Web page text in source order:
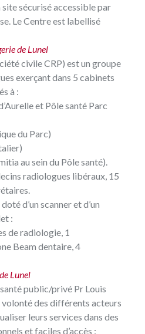
sécurisé accessible par
Le Centre est labellisé
de Lunel
civile CRP) est un groupe
exerçant dans 5 cabinets
à :
et Pôle santé Parc
du Parc)
au sein du Pôle santé).
radiologues libéraux, 15
d’un scanner et d’un
:
de radiologie, 1
Beam dentaire, 4
Lunel
public/privé Pr Louis
des différents acteurs
leurs services dans des
et faciles d’accès :